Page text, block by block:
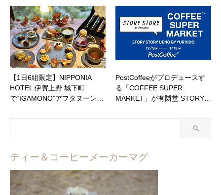
【1日6組限定】NIPPONIA
HOTEL 伊賀上野 城下町
で“IGAMONO”アフタヌーン…
PostCoffeeがプロデュースす
る「COFFEE SUPER
MARKET」が有隣堂 STORY…
ティー＆コーヒーメーカーマグ